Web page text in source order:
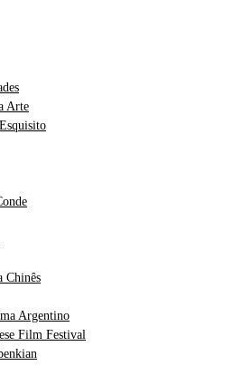
Arte
Chinês
Argentino
Film Festival